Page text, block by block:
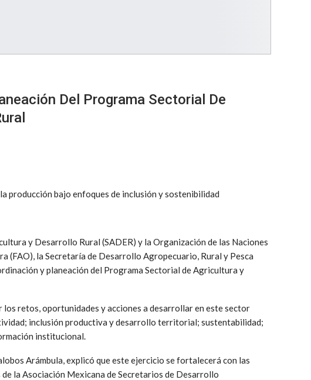
Del Programa Sectorial De
producción bajo enfoques de inclusión y sostenibilidad
y Desarrollo Rural (SADER) y la Organización de las Naciones
(FAO), la Secretaría de Desarrollo Agropecuario, Rural y Pesca
y planeación del Programa Sectorial de Agricultura y
retos, oportunidades y acciones a desarrollar en este sector
inclusión productiva y desarrollo territorial; sustentabilidad;
institucional.
Arámbula, explicó que este ejercicio se fortalecerá con las
la Asociación Mexicana de Secretarios de Desarrollo